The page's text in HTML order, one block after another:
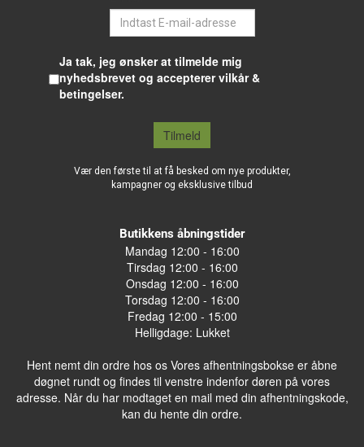
Ja tak, jeg ønsker at tilmelde mig
nyhedsbrevet og accepterer vilkår &
betingelser.
Tilmeld
Vær den første til at få besked om nye produkter,
kampagner og eksklusive tilbud
Butikkens åbningstider
Mandag 12:00 - 16:00
Tirsdag 12:00 - 16:00
Onsdag 12:00 - 16:00
Torsdag 12:00 - 16:00
Fredag 12:00 - 15:00
Helligdage: Lukket
Hent nemt din ordre hos os Vores afhentningsbokse er åbne
døgnet rundt og findes til venstre indenfor døren på vores
adresse. Når du har modtaget en mail med din afhentningskode,
kan du hente din ordre.